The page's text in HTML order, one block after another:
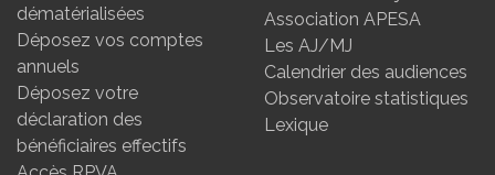
dématérialisées
Déposez vos comptes
annuels
Déposez votre
déclaration des
bénéficiaires effectifs
Association APESA
Les AJ/MJ
Calendrier des audiences
Observatoire statistiques
Lexique